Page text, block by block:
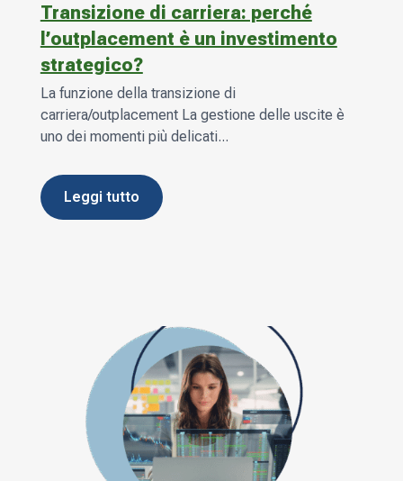
Transizione di carriera: perché
l’outplacement è un investimento
strategico?
La funzione della transizione di
carriera/outplacement La gestione delle uscite è
uno dei momenti più delicati...
leggi tutto